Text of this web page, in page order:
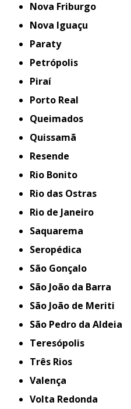
Nova Friburgo
Nova Iguaçu
Paraty
Petrópolis
Piraí
Porto Real
Queimados
Quissamã
Resende
Rio Bonito
Rio das Ostras
Rio de Janeiro
Saquarema
Seropédica
São Gonçalo
São João da Barra
São João de Meriti
São Pedro da Aldeia
Teresópolis
Três Rios
Valença
Volta Redonda